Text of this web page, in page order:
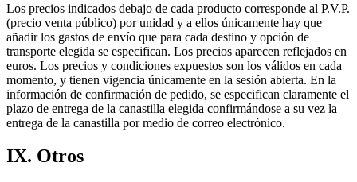
Los precios indicados debajo de cada producto corresponde al P.V.P.
(precio venta público) por unidad y a ellos únicamente hay que
añadir los gastos de envío que para cada destino y opción de
transporte elegida se especifican. Los precios aparecen reflejados en
euros. Los precios y condiciones expuestos son los válidos en cada
momento, y tienen vigencia únicamente en la sesión abierta. En la
información de confirmación de pedido, se especifican claramente el
plazo de entrega de la canastilla elegida confirmándose a su vez la
entrega de la canastilla por medio de correo electrónico.
IX. Otros